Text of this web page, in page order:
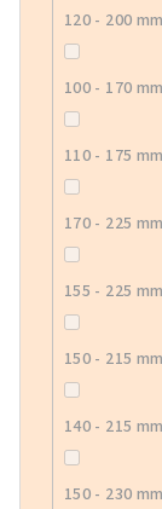
120 - 200 mm
100 - 170 mm
110 - 175 mm
170 - 225 mm
155 - 225 mm
150 - 215 mm
140 - 215 mm
150 - 230 mm